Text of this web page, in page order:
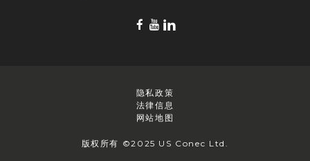
版权所有 ©2025 US Conec Ltd.
隐私政策
法律信息
网站地图